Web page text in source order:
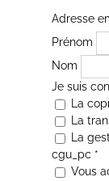
Adresse
Prénom
Nom
Je suis
La
La
La
cgu_pc *
Vous